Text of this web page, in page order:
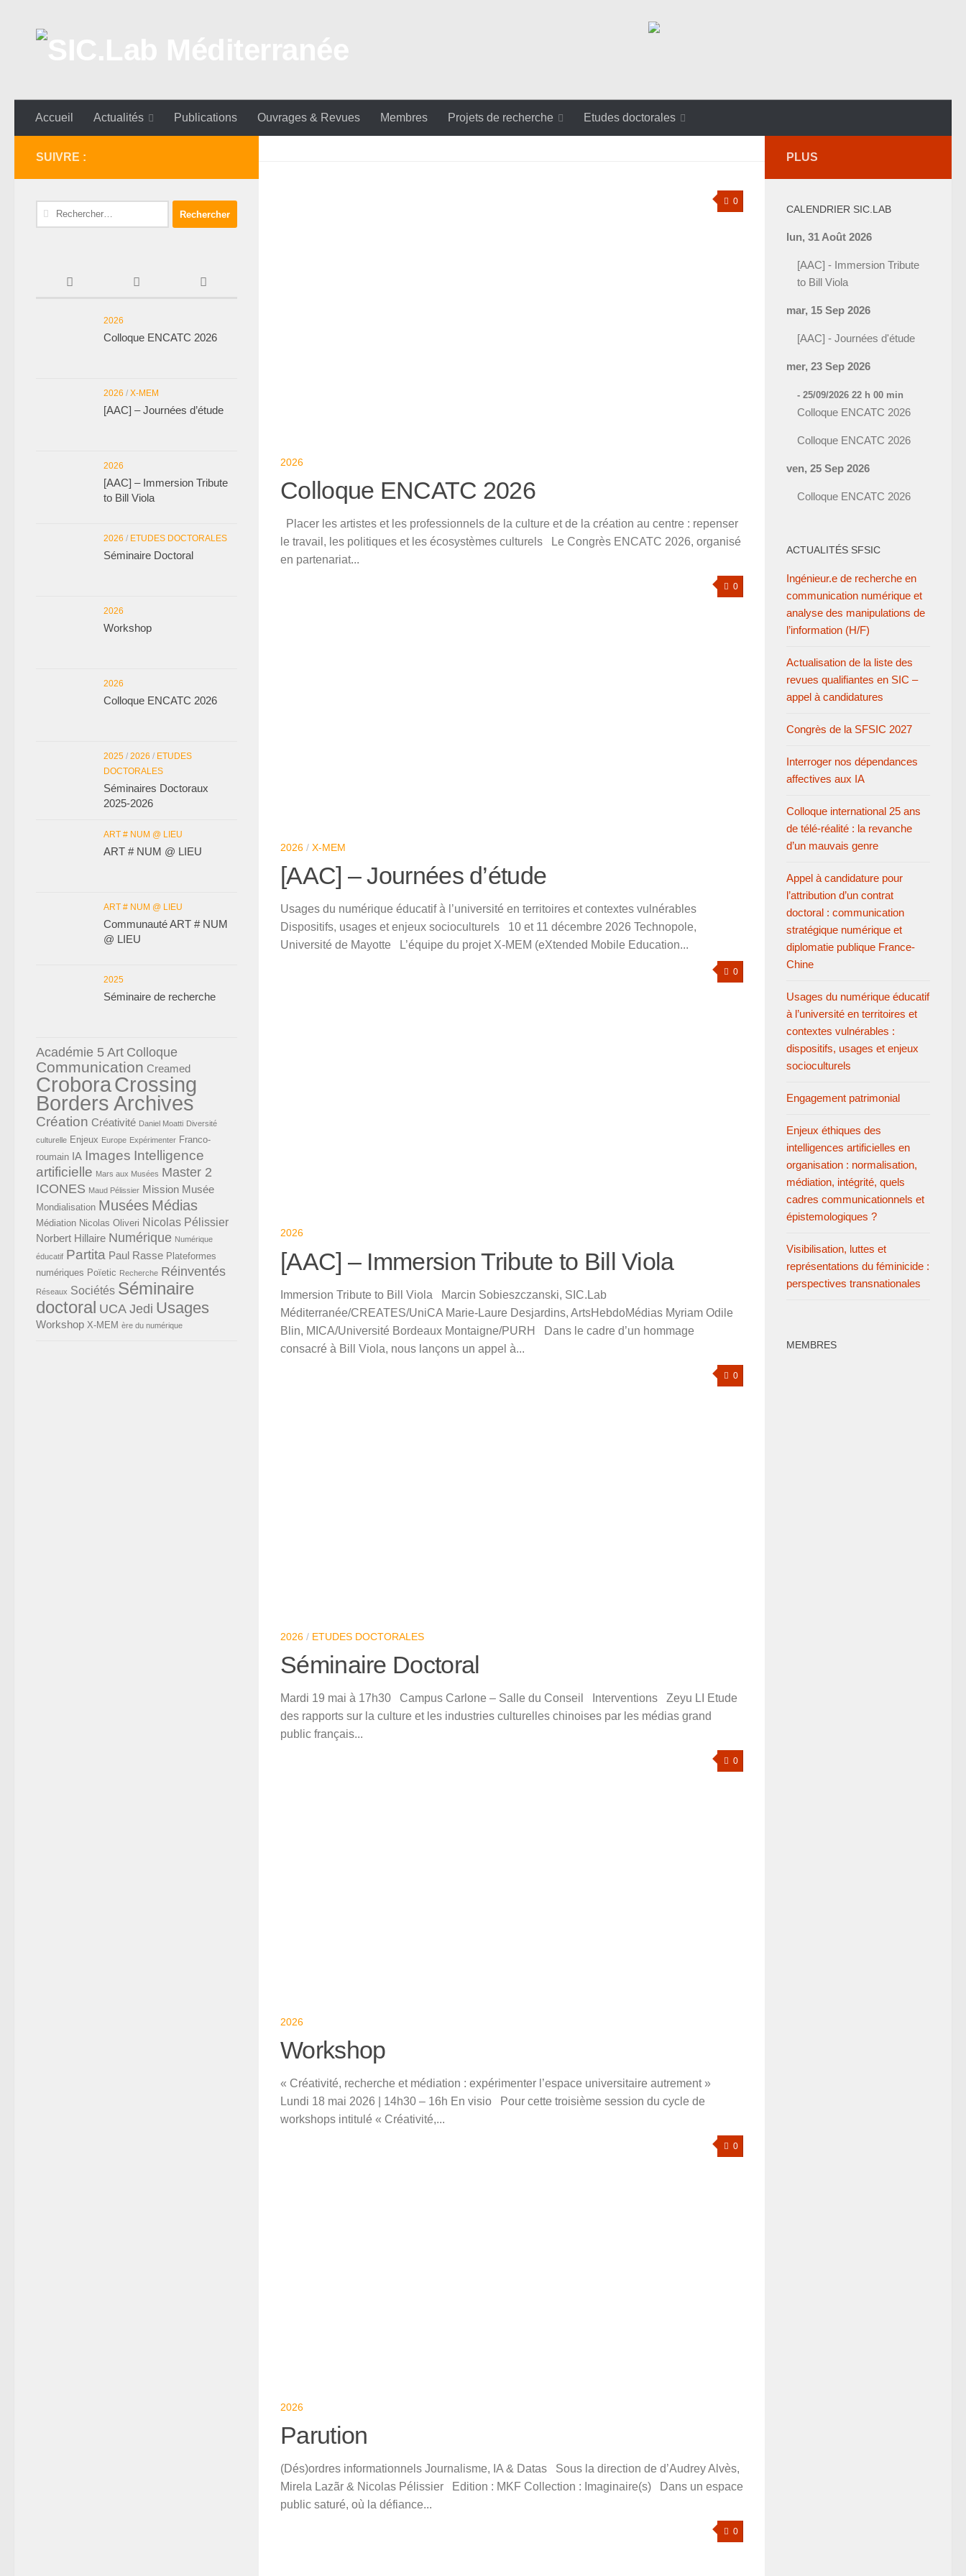
Accueil Actualités Publications Ouvrages & Revues Membres Projets de recherche Etudes doctorales
0
2026
Colloque ENCATC 2026
Placer les artistes et les professionnels de la culture et de la création au centre : repenser
le travail, les politiques et les écosystèmes culturels Le Congrès ENCATC 2026, organisé
en partenariat...
0
2026 / X-MEM
[AAC] – Journées d’étude
Usages du numérique éducatif à l’université en territoires et contextes vulnérables
Dispositifs, usages et enjeux socioculturels 10 et 11 décembre 2026 Technopole,
Université de Mayotte L’équipe du projet X-MEM (eXtended Mobile Education...
0
2026
[AAC] – Immersion Tribute to Bill Viola
Immersion Tribute to Bill Viola Marcin Sobieszczanski, SIC.Lab
Méditerranée/CREATES/UniCA Marie-Laure Desjardins, ArtsHebdoMédias Myriam Odile
Blin, MICA/Université Bordeaux Montaigne/PURH Dans le cadre d’un hommage
consacré à Bill Viola, nous lançons un appel à...
0
2026 / ETUDES DOCTORALES
Séminaire Doctoral
Mardi 19 mai à 17h30 Campus Carlone – Salle du Conseil Interventions Zeyu LI Etude
des rapports sur la culture et les industries culturelles chinoises par les médias grand
public français...
0
2026
Workshop
« Créativité, recherche et médiation : expérimenter l’espace universitaire autrement »
Lundi 18 mai 2026 | 14h30 – 16h En visio Pour cette troisième session du cycle de
workshops intitulé « Créativité,...
0
2026
Parution
(Dés)ordres informationnels Journalisme, IA & Datas Sous la direction de d’Audrey Alvès,
Mirela Lazãr & Nicolas Pélissier Edition : MKF Collection : Imaginaire(s) Dans un espace
public saturé, où la défiance...
0
SUIVRE :
Rechercher :
2026
Colloque ENCATC 2026
2026 / X-MEM
[AAC] – Journées d’étude
2026
[AAC] – Immersion Tribute
to Bill Viola
2026 / ETUDES DOCTORALES
Séminaire Doctoral
2026
Workshop
2026
Colloque ENCATC 2026
2025 / 2026 / ETUDES
DOCTORALES
Séminaires Doctoraux
2025-2026
ART # NUM @ LIEU
ART # NUM @ LIEU
ART # NUM @ LIEU
Communauté ART # NUM
@ LIEU
2025
Séminaire de recherche
Académie 5 Art Colloque
Communication Creamed
CroboraCrossing
Borders Archives
Création Créativité Daniel Moatti Diversité
culturelle Enjeux Europe Expérimenter Franco-
roumain IA Images Intelligence
artificielle Mars aux Musées Master 2
ICONES Maud Pélissier Mission Musée
Mondialisation Musées Médias
Médiation Nicolas Oliveri Nicolas Pélissier
Norbert Hillaire Numérique Numérique
éducatif Partita Paul Rasse Plateformes
numériques Poïetic Recherche Réinventés
Réseaux Sociétés Séminaire
doctoral UCA Jedi Usages
Workshop X-MEM ère du numérique
PLUS
CALENDRIER SIC.LAB
lun, 31 Août 2026
[AAC] - Immersion Tribute
to Bill Viola
mar, 15 Sep 2026
[AAC] - Journées d'étude
mer, 23 Sep 2026
- 25/09/2026 22 h 00 min
Colloque ENCATC 2026
Colloque ENCATC 2026
ven, 25 Sep 2026
Colloque ENCATC 2026
ACTUALITÉS SFSIC
Ingénieur.e de recherche en
communication numérique et
analyse des manipulations de
l’information (H/F)
Actualisation de la liste des
revues qualifiantes en SIC –
appel à candidatures
Congrès de la SFSIC 2027
Interroger nos dépendances
affectives aux IA
Colloque international 25 ans
de télé-réalité : la revanche
d’un mauvais genre
Appel à candidature pour
l’attribution d’un contrat
doctoral : communication
stratégique numérique et
diplomatie publique France-
Chine
Usages du numérique éducatif
à l’université en territoires et
contextes vulnérables :
dispositifs, usages et enjeux
socioculturels
Engagement patrimonial
Enjeux éthiques des
intelligences artificielles en
organisation : normalisation,
médiation, intégrité, quels
cadres communicationnels et
épistemologiques ?
Visibilisation, luttes et
représentations du féminicide :
perspectives transnationales
MEMBRES